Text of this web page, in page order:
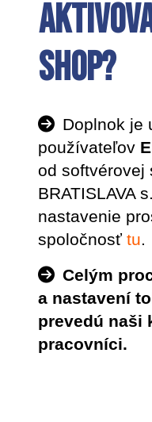
shop?
Doplnok je
používateľov
od softvérovej
BRATISLAVA
nastavenie
spoločnosť tu.
Celým
a nastavení
prevedú naši
pracovníci.